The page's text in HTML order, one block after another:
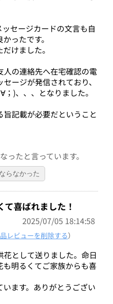
セージカードの文言も自
ったです。
けました。
の連絡先へ在宅確認の電
ージが発信されており、
⁠)、、、となりました。
記載が必要だということ
ったと言っています。
らなかった
て喜ばれました！
2025/07/05 18:14:58
レビューを削除する）
として送りました。命日
明るくてご家族からも喜
ます。ありがとうござい